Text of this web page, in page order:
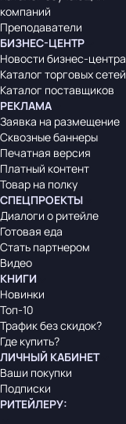
компаний
Преподаватели
БИЗНЕС-ЦЕНТР
Новости бизнес-центра
Каталог торговых сетей
Каталог поставщиков
РЕКЛАМА
Заявка на размещение
Сквозные баннеры
Печатная версия
Платный контент
Товар на полку
СПЕЦПРОЕКТЫ
Диалоги о ритейле
Готовая еда
Стать партнером
Видео
КНИГИ
Новинки
Топ-10
Трафик без скидок?
Где купить?
ЛИЧНЫЙ КАБИНЕТ
Ваши покупки
Подписки
РИТЕЙЛЕРУ: